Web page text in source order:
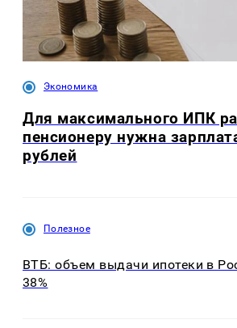
Экономика
Для максимального ИПК
пенсионеру нужна
рублей
Полезное
ВТБ: объем выдачи ипотеки в
38%